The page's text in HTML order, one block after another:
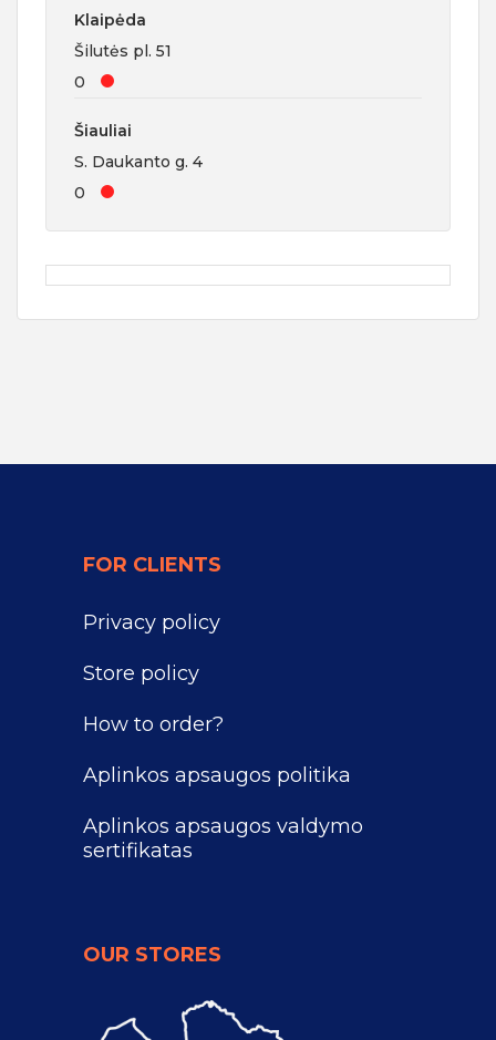
Klaipėda
Šilutės pl. 51
0
Šiauliai
S. Daukanto g. 4
0
FOR CLIENTS
Privacy policy
Store policy
How to order?
Aplinkos apsaugos politika
Aplinkos apsaugos valdymo
sertifikatas
OUR STORES